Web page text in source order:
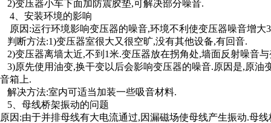
2)变压器小车下面加防震胶垫,可解决部分噪音.
4、安装环境的影响
原因:运行环境影响变压器的噪音,环境不利使变压器噪音增大
判断方法:1)变压器室很大又很空旷,没有其他设备,有回音.
2)变压器离墙太近,不到1米.变压器放在拐角处,墙面反射噪音
3)原先使用油变,换干变以后会影响变压器的噪音.原因是,原
音箱上.
解决方法:室内可适当加装一些吸音材料.
5、母线桥架振动的问题
原因:由于并排母线有大电流通过,因漏磁场使母线产生振动.母